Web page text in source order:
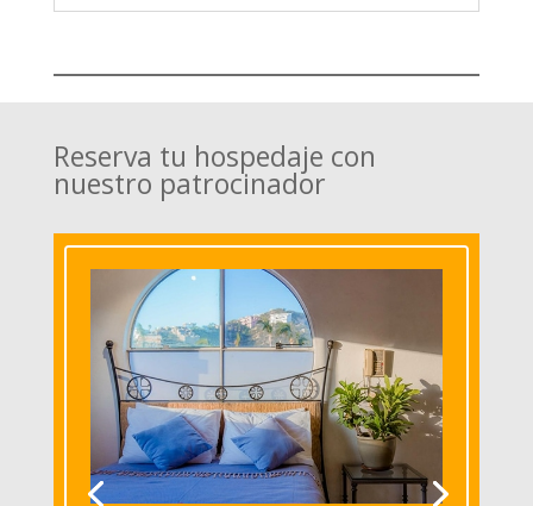
Reserva tu hospedaje con
nuestro patrocinador